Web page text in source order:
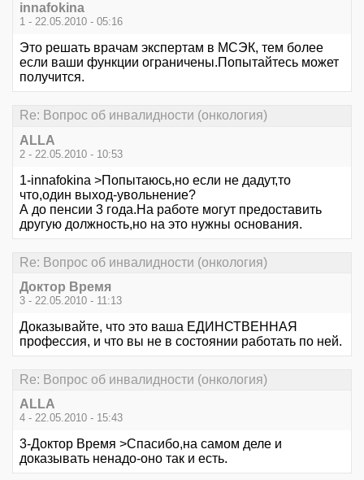
innafokina
1 - 22.05.2010 - 05:16
Это решать врачам экспертам в МСЭК, тем более
если ваши функции ограничены.Попытайтесь может
получится.
Re: Вопрос об инвалидности (онкология)
АLLA
2 - 22.05.2010 - 10:53
1-innafokina >Попытаюсь,но если не дадут,то
что,один выход-увольнение?
А до пенсии 3 года.На работе могут предоставить
другую должность,но на это нужны основания.
Re: Вопрос об инвалидности (онкология)
Доктор Время
3 - 22.05.2010 - 11:13
Доказывайте, что это ваша ЕДИНСТВЕННАЯ
профессия, и что вы не в состоянии работать по ней.
Re: Вопрос об инвалидности (онкология)
АLLA
4 - 22.05.2010 - 15:43
3-Доктор Время >Спасибо,на самом деле и
доказывать ненадо-оно так и есть.